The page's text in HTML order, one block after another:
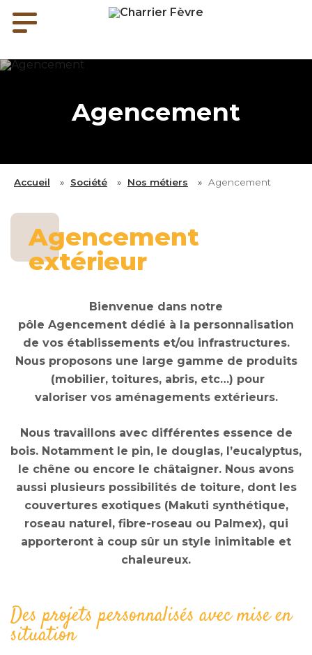
Agencement
Accueil » Société » Nos métiers » Agencement
Agencement
extérieur
Bienvenue dans notre
pôle Agencement dédié à la personnalisation
de vos établissements et/ou infrastructures.
Nous proposons une large gamme de produits
(mobilier, toitures, abris, etc…) pour
valoriser vos aménagements extérieurs.
Nous travaillons avec différentes essence de
bois. Notamment le pin, le douglas, l’eucalyptus,
le chêne ou encore le châtaigner. Nous avons
aussi plusieurs possibilités de toiture, dont les
couvertures exotiques (Makuti synthétique,
roseau naturel, fibre-roseau ou Palmex), qui
apporteront à coup sûr un style inimitable et
chaleureux.
Des projets personnalisés avec mise en
situation